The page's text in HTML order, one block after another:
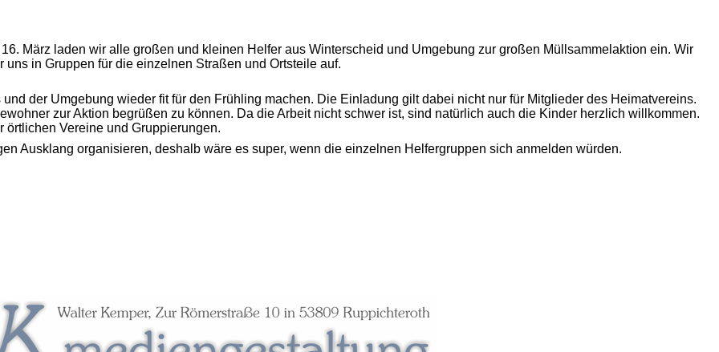
März laden wir alle großen und kleinen Helfer aus Winterscheid und Umgebung zur großen Müllsammelaktion ein. Wir
in Gruppen für die einzelnen Straßen und Ortsteile auf.
der Umgebung wieder fit für den Frühling machen. Die Einladung gilt dabei nicht nur für Mitglieder des Heimatvereins.
zur Aktion begrüßen zu können. Da die Arbeit nicht schwer ist, sind natürlich auch die Kinder herzlich willkommen.
örtlichen Vereine und Gruppierungen.
Ausklang organisieren, deshalb wäre es super, wenn die einzelnen Helfergruppen sich anmelden würden.